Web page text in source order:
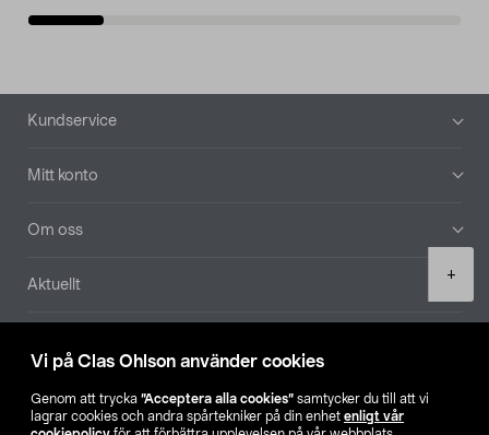
Vi på Clas Ohlson använder cookies
Genom att trycka ”Acceptera alla cookies” samtycker du till att vi
lagrar cookies och andra spårtekniker på din enhet enligt vår
+
Sidfot
Kundservice
Mitt konto
Om oss
Aktuellt
Hitta butik